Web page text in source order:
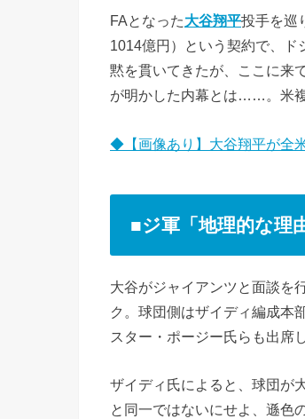
FAとなった大谷翔平投手を巡
1014億円）という契約で、
黙を貫いてきたが、ここに来
が明かした内幕とは……。米
◆【画像あり】大谷翔平が全
■ジ軍「地理的な理
大谷がジャイアンツと面談を
ク。球団側はザイディ編成本
スター・ポージー氏らも出席
ザイディ氏によると、球団が
と同一ではないにせよ、遜色